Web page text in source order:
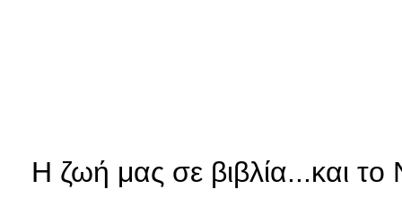
Η ζωή μας σε βιβλία...και το